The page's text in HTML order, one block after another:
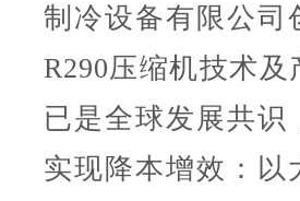
制冷设备有限公司
R290压缩机技术
已是全球发展共
实现降本增效：以